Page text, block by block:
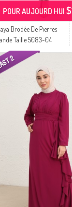
Brodée De Pierres
Taille 5083-04
POUR AUJOURD HUI